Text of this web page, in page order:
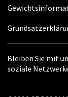
Bleiben Sie mit
soziale